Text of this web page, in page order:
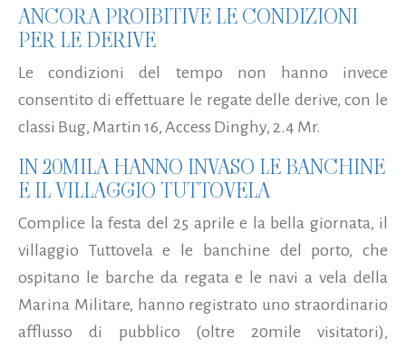
ANCORA PROIBITIVE LE CONDIZIONI
PER LE DERIVE
Le condizioni del tempo non hanno invece
consentito di effettuare le regate delle derive, con le
classi Bug, Martin 16, Access Dinghy, 2.4 Mr.
IN 20MILA HANNO INVASO LE BANCHINE
E IL VILLAGGIO TUTTOVELA
Complice la festa del 25 aprile e la bella giornata, il
villaggio Tuttovela e le banchine del porto, che
ospitano le barche da regata e le navi a vela della
Marina Militare, hanno registrato uno straordinario
afflusso di pubblico (oltre 20mile visitatori),